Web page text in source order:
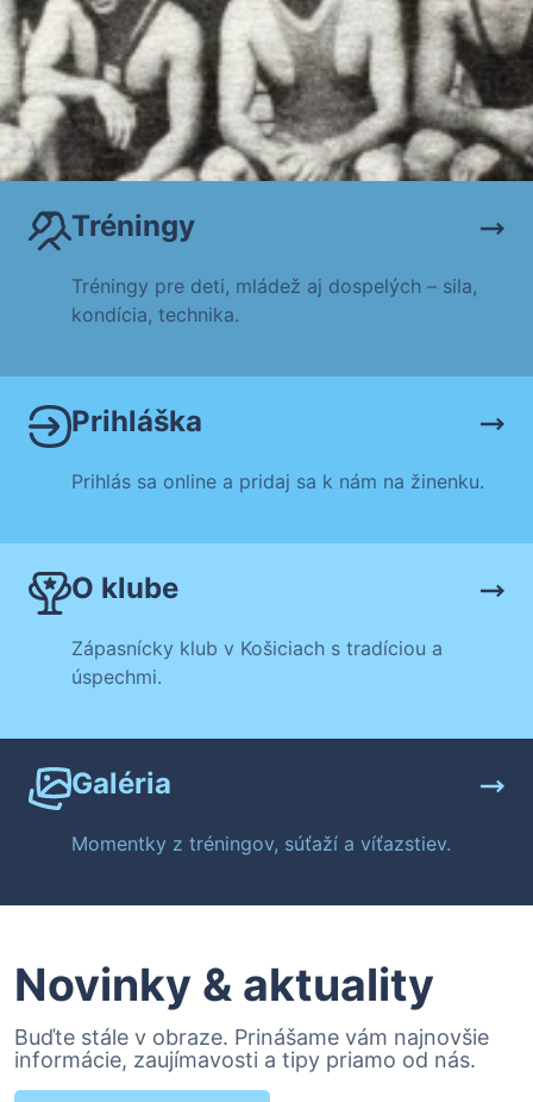
Tréningy
Tréningy pre deti, mládež aj dospelých – sila,
kondícia, technika.
Prihláška
Prihlás sa online a pridaj sa k nám na žinenku.
O klube
Zápasnícky klub v Košiciach s tradíciou a
úspechmi.
Galéria
Momentky z tréningov, súťaží a víťazstiev.
Novinky & aktuality
Buďte stále v obraze. Prinášame vám najnovšie
informácie, zaujímavosti a tipy priamo od nás.